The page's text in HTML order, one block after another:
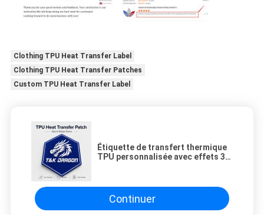
Clothing TPU Heat Transfer Label
Clothing TPU Heat Transfer Patches
Custom TPU Heat Transfer Label
Étiquette de transfert thermique
TPU personnalisée avec effets 3D
vêtements, chapeaux, sacs
Continuer